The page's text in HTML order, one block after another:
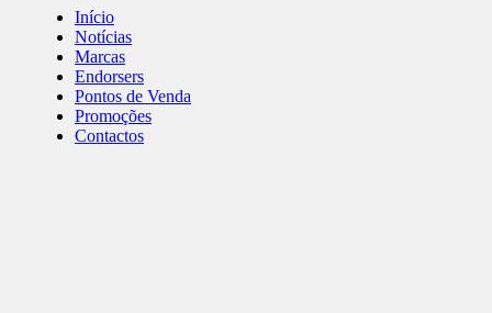
Início
Notícias
Marcas
Endorsers
Pontos de Venda
Promoções
Contactos